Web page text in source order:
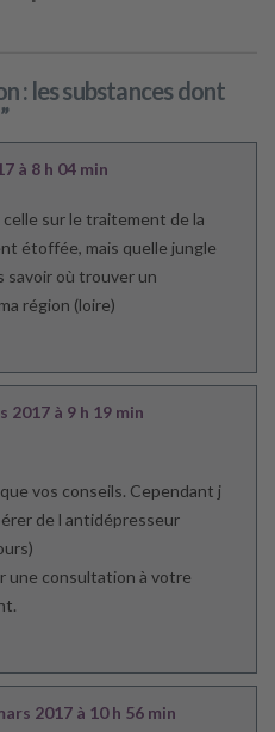
: les substances dont
à 8 h 04 min
sur le traitement de la
étoffée, mais quelle jungle
savoir où trouver un
région (loire)
2017 à 9 h 19 min
vos conseils. Cependant j
de l antidépresseur
une consultation à votre
2017 à 10 h 56 min